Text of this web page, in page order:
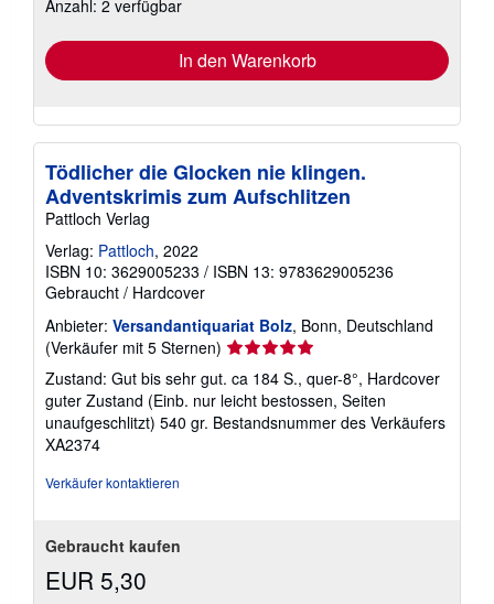
Anzahl: 2 verfügbar
In den Warenkorb
Tödlicher die Glocken nie klingen.
Adventskrimis zum Aufschlitzen
Pattloch Verlag
Verlag: Pattloch, 2022
ISBN 10: 3629005233 / ISBN 13: 9783629005236
Gebraucht / Hardcover
Anbieter: Versandantiquariat Bolz, Bonn, Deutschland
(Verkäufer mit 5 Sternen) Verkäuferbewertung
von
5
Sternen
Zustand: Gut bis sehr gut. ca 184 S., quer-8°, Hardcover
guter Zustand (Einb. nur leicht bestossen, Seiten
unaufgeschlitzt) 540 gr. Bestandsnummer des Verkäufers
XA2374
Verkäufer kontaktieren
Gebraucht kaufen
EUR 5,30